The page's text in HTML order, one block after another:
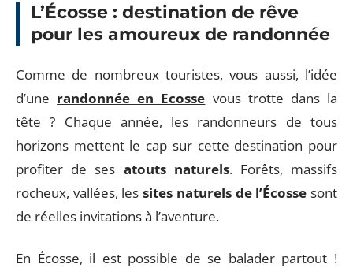
L’Écosse : destination de rêve
pour les amoureux de randonnée
Comme de nombreux touristes, vous aussi, l’idée
d’une randonnée en Ecosse vous trotte dans la
tête ? Chaque année, les randonneurs de tous
horizons mettent le cap sur cette destination pour
profiter de ses atouts naturels. Forêts, massifs
rocheux, vallées, lessites naturels de l’Écosse sont
de réelles invitations à l’aventure.
En Écosse, il est possible de se balader partout !